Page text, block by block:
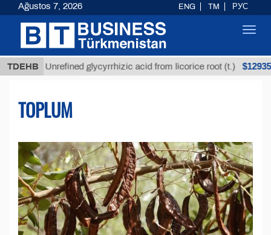
TDEHB
Unrefined glycyrrhizic acid from licorice root (t.) $12935,18
TOPLUM
Ağustos 7, 2026 ENG TM РУС